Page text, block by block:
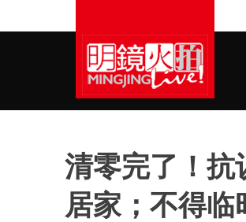
清零完了！抗
居家；不得临